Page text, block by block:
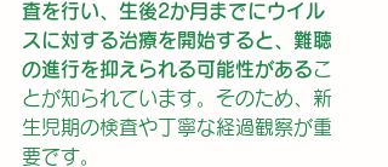
査を行い、生後2か月までにウイル
スに対する治療を開始すると、難聴
の進行を抑えられる可能性があるこ
とが知られています。そのため、新
生児期の検査や丁寧な経過観察が重
要です。